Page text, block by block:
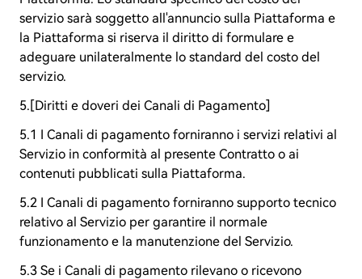
servizio sarà soggetto all'annuncio sulla Piattaforma e
la Piattaforma si riserva il diritto di formulare e
adeguare unilateralmente lo standard del costo del
servizio.
5.[Diritti e doveri dei Canali di Pagamento]
5.1 I Canali di pagamento forniranno i servizi relativi al
Servizio in conformità al presente Contratto o ai
contenuti pubblicati sulla Piattaforma.
5.2 I Canali di pagamento forniranno supporto tecnico
relativo al Servizio per garantire il normale
funzionamento e la manutenzione del Servizio.
5.3 Se i Canali di pagamento rilevano o ricevono